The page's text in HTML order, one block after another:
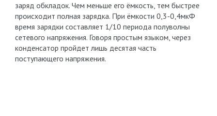
заряд обкладок. Чем меньше его ёмкость, тем быстрее
происходит полная зарядка. При ёмкости 0,3-0,4мкФ
время зарядки составляет 1/10 периода полуволны
сетевого напряжения. Говоря простым языком, через
конденсатор пройдет лишь десятая часть
поступающего напряжения.